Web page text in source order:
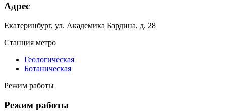
Адрес
Екатеринбург, ул. Академика Бардина, д. 28
Станция метро
Геологическая
Ботаническая
Режим работы
Режим работы